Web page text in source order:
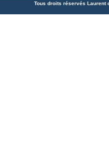
Tous droits réservés Laurent